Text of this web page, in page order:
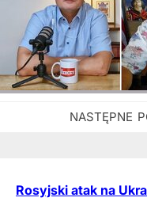
Rosyjski atak na